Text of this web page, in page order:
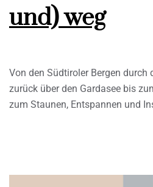
und) weg
Von den Südtiroler Bergen durch
zurück über den Gardasee bis
zum Staunen, Entspannen und